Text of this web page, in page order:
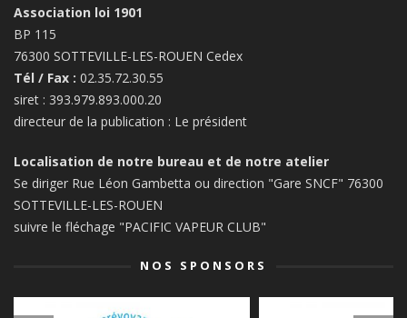
Association loi 1901
BP 115
76300 SOTTEVILLE-LES-ROUEN Cedex
Tél / Fax : 02.35.72.30.55
siret : 393.979.893.000.20
directeur de la publication : Le président
Localisation de notre bureau et de notre atelier
Se diriger Rue Léon Gambetta ou direction "Gare SNCF" 76300
SOTTEVILLE-LES-ROUEN
suivre le fléchage "PACIFIC VAPEUR CLUB"
NOS SPONSORS